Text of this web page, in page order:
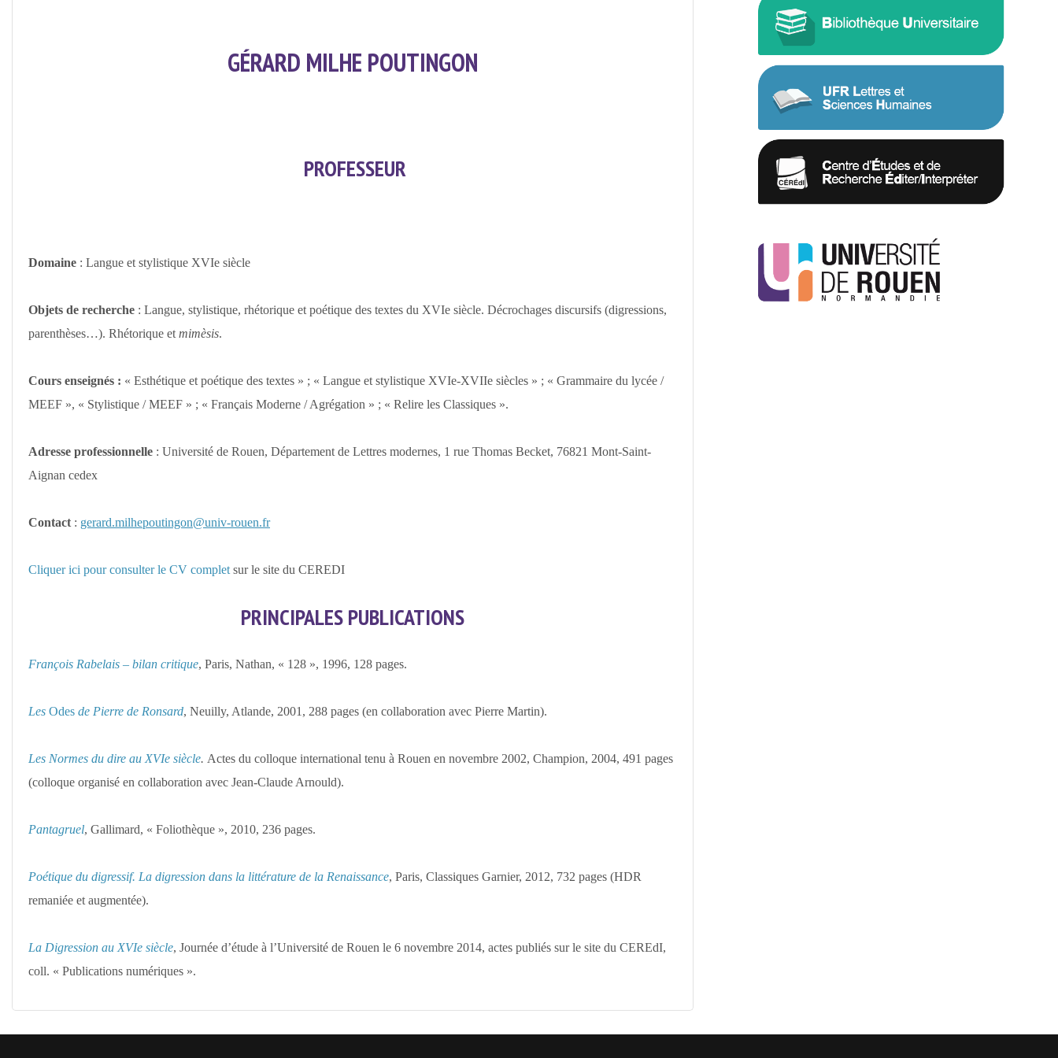
GÉRARD MILHE POUTINGON
PROFESSEUR
Domaine : Langue et stylistique XVIe siècle
Objets de recherche : Langue, stylistique, rhétorique et poétique des textes du XVIe siècle. Décrochages discursifs (digressions,
parenthèses…). Rhétorique et mimèsis.
Cours enseignés : « Esthétique et poétique des textes » ; « Langue et stylistique XVIe-XVIIe siècles » ; « Grammaire du lycée /
MEEF », « Stylistique / MEEF » ; « Français Moderne / Agrégation » ; « Relire les Classiques ».
Adresse professionnelle : Université de Rouen, Département de Lettres modernes, 1 rue Thomas Becket, 76821 Mont-Saint-
Aignan cedex
Contact : gerard.milhepoutingon@univ-rouen.fr
Cliquer ici pour consulter le CV complet sur le site du CEREDI
PRINCIPALES PUBLICATIONS
François Rabelais – bilan critique, Paris, Nathan, « 128 », 1996, 128 pages.
Les Odes de Pierre de Ronsard, Neuilly, Atlande, 2001, 288 pages (en collaboration avec Pierre Martin).
Les Normes du dire au XVIe siècle. Actes du colloque international tenu à Rouen en novembre 2002, Champion, 2004, 491 pages
(colloque organisé en collaboration avec Jean-Claude Arnould).
Pantagruel, Gallimard, « Foliothèque », 2010, 236 pages.
Poétique du digressif. La digression dans la littérature de la Renaissance, Paris, Classiques Garnier, 2012, 732 pages (HDR
remaniée et augmentée).
La Digression au XVIe siècle, Journée d’étude à l’Université de Rouen le 6 novembre 2014, actes publiés sur le site du CEREdI,
coll. « Publications numériques ».